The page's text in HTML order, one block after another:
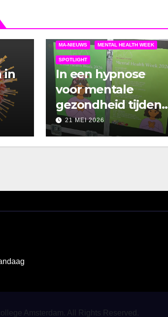
in
MA-NIEUWS MENTAL HEALTH WEEK
SPOTLIGHT
In een hypnose
voor mentale
gezondheid tijdens
de mental health
week
21 MEI 2026
Amsterdam. All Rights Reserved.